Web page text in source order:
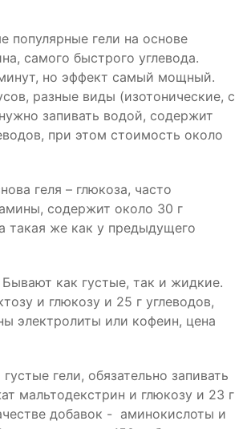
гели на основе
самого быстрого углевода.
но эффект самый мощный.
разные виды (изотонические, с
запивать водой, содержит
при этом стоимость около
геля – глюкоза, часто
содержит около 30 г
такая же как у предыдущего
как густые, так и жидкие.
и глюкозу и 25 г углеводов,
электролиты или кофеин, цена
гели, обязательно запивать
мальтодекстрин и глюкозу и 23 г
добавок - аминокислоты и